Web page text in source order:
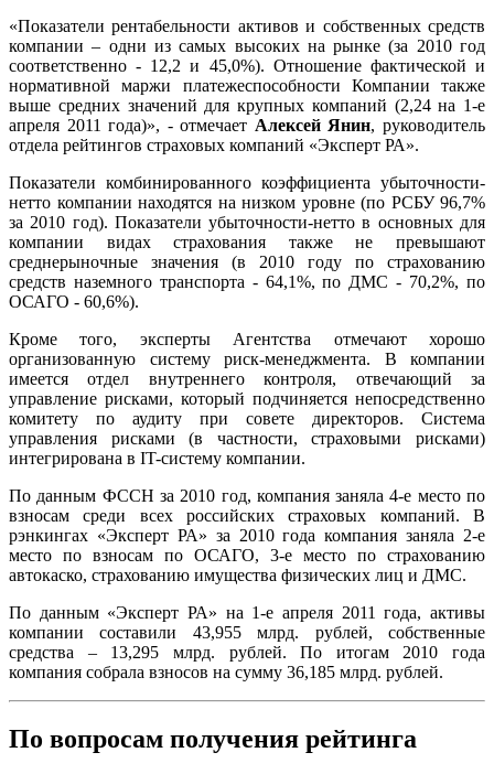
«Показатели рентабельности активов и собственных средств
компании – одни из самых высоких на рынке (за 2010 год
соответственно - 12,2 и 45,0%). Отношение фактической и
нормативной маржи платежеспособности Компании также
выше средних значений для крупных компаний (2,24 на 1-е
апреля 2011 года)», - отмечает Алексей Янин, руководитель
отдела рейтингов страховых компаний «Эксперт РА».
Показатели комбинированного коэффициента убыточности-
нетто компании находятся на низком уровне (по РСБУ 96,7%
за 2010 год). Показатели убыточности-нетто в основных для
компании видах страхования также не превышают
среднерыночные значения (в 2010 году по страхованию
средств наземного транспорта - 64,1%, по ДМС - 70,2%, по
ОСАГО - 60,6%).
Кроме того, эксперты Агентства отмечают хорошо
организованную систему риск-менеджмента. В компании
имеется отдел внутреннего контроля, отвечающий за
управление рисками, который подчиняется непосредственно
комитету по аудиту при совете директоров. Система
управления рисками (в частности, страховыми рисками)
интегрирована в IT-систему компании.
По данным ФССН за 2010 год, компания заняла 4-е место по
взносам среди всех российских страховых компаний. В
рэнкингах «Эксперт РА» за 2010 года компания заняла 2-е
место по взносам по ОСАГО, 3-е место по страхованию
автокаско, страхованию имущества физических лиц и ДМС.
По данным «Эксперт РА» на 1-е апреля 2011 года, активы
компании составили 43,955 млрд. рублей, собственные
средства – 13,295 млрд. рублей. По итогам 2010 года
компания собрала взносов на сумму 36,185 млрд. рублей.
По вопросам получения рейтинга